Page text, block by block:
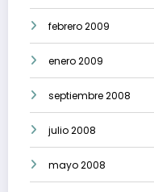
febrero 2009
enero 2009
septiembre 2008
julio 2008
mayo 2008